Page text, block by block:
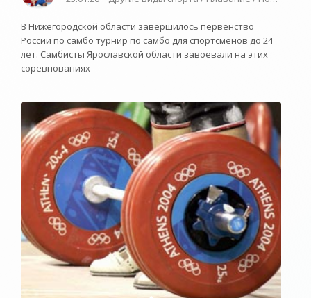
В Нижегородской области завершилось первенство
России по самбо турнир по самбо для спортсменов до 24
лет. Самбисты Ярославской области завоевали на этих
соревнованиях